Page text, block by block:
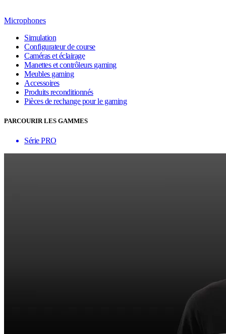
Microphones
Simulation
Configurateur de course
Caméras et éclairage
Manettes et contrôleurs gaming
Meubles gaming
Accessoires
Produits reconditionnés
Pièces de rechange pour le gaming
PARCOURIR LES GAMMES
Série PRO